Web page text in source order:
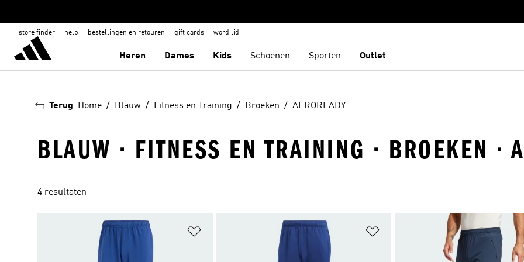
store finder help bestellingen en retouren gift cards word lid
Heren Dames Kids Schoenen Sporten Outlet
Terug Home Blauw Fitness en Training Broeken AEROREADY
BLAUW · FITNESS EN TRAINING · BROEKEN ·
4 resultaten
Op verlanglijst zetten Op verlanglijst zetten